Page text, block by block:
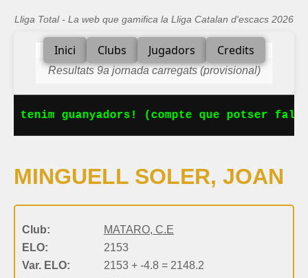
Lliga Total - La web que gamifica la Lliga Catalan d'escacs 2026
Inici Clubs Jugadors Credits
Resultats 9a jornada carregats (provisional)
tenim guanyadors! (compte que potser
MINGUELL SOLER, JOAN
Club:
MATARO, C.E
ELO:
2153
Var. ELO:
2153 + -4.8 = 2148.2